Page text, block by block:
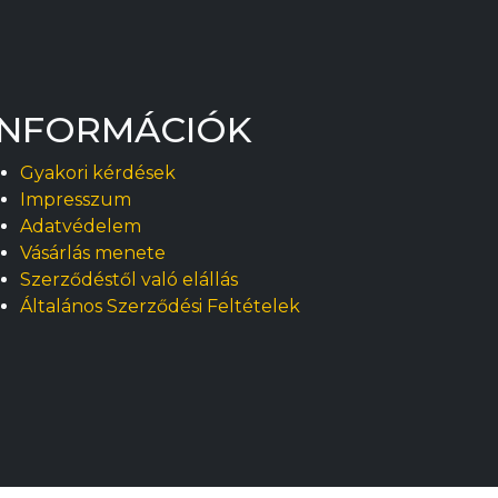
Gyakori kérdések
Impresszum
Adatvédelem
Vásárlás menete
Szerződéstől való elállás
Általános Szerződési Feltételek